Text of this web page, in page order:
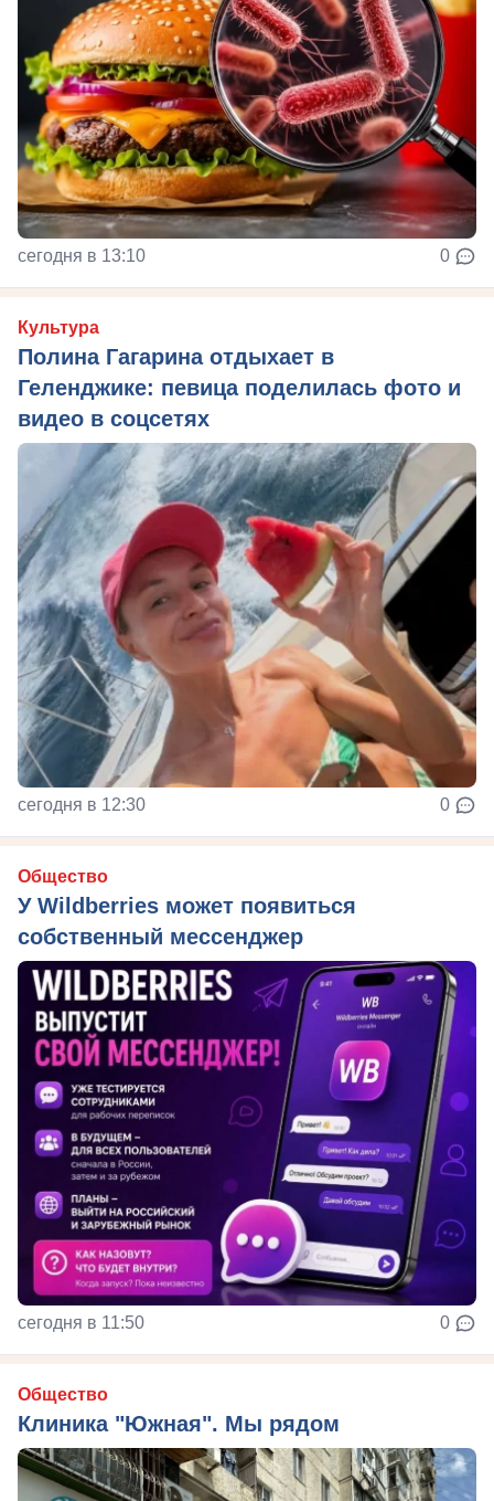
сегодня в 13:10 0
Культура
Полина Гагарина отдыхает в
Геленджике: певица поделилась фото и
видео в соцсетях
сегодня в 12:30 0
Общество
У Wildberries может появиться
собственный мессенджер
сегодня в 11:50 0
Общество
Клиника "Южная". Мы рядом